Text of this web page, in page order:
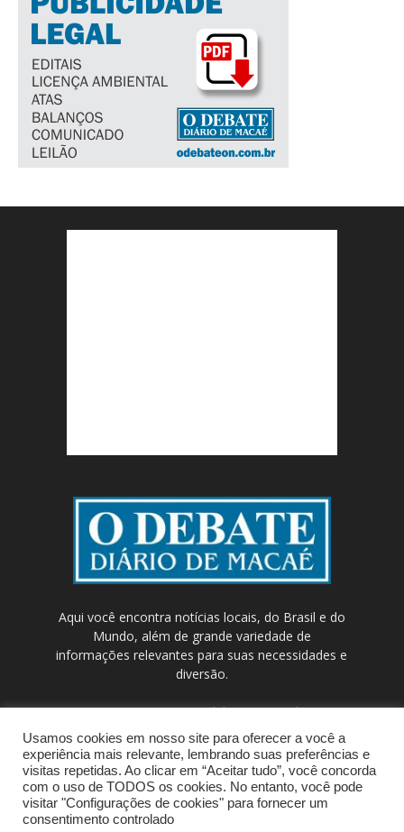
Aqui você encontra notícias locais, do Brasil e do
Mundo, além de grande variedade de
informações relevantes para suas necessidades e
diversão.
Contato:contato@odebateon.com.br /
comercia@odebateon.com.br
Usamos cookies em nosso site para oferecer a você a
experiência mais relevante, lembrando suas preferências e
visitas repetidas. Ao clicar em “Aceitar tudo”, você concorda
com o uso de TODOS os cookies. No entanto, você pode
visitar "Configurações de cookies" para fornecer um
consentimento controlado